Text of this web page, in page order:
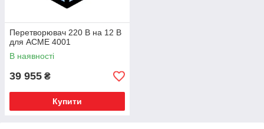
Перетворювач 220 В на 12 В
для АСМЕ 4001
В наявності
39 955 ₴
Купити